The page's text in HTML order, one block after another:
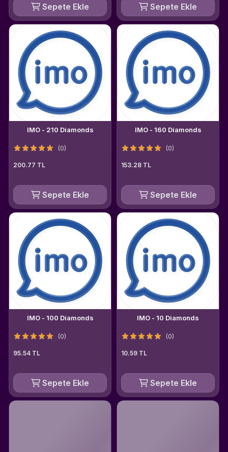
Sepete Ekle Sepete Ekle
IMO - 210 Diamonds
(0)
200.77 TL
Sepete Ekle
IMO - 160 Diamonds
(0)
153.28 TL
Sepete Ekle
IMO - 100 Diamonds
(0)
95.54 TL
Sepete Ekle
IMO - 10 Diamonds
(0)
10.59 TL
Sepete Ekle